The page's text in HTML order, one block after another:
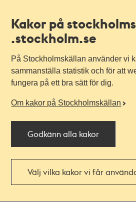
Kakor på
.stockholm.se
På Stockholmskällan använder vi
sammanställa statistik och för att
fungera på ett bra sätt för dig.
Om kakor på Stockholmskällan
Godkänn alla kakor
Välj vilka kakor vi får